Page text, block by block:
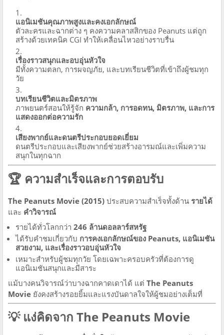
แอนิเมชันคุณภาพสูงและคงเอกลักษณ์
ตัวละครและฉากต่าง ๆ คงความคลาสสิกของ Peanuts แต่ถูก
สร้างด้วยเทคนิค CGI ทำให้เคลื่อนไหวอย่างราบรื่น
เรื่องราวสนุกและอบอุ่นหัวใจ
มีทั้งความตลก, การผจญภัย, และบทเรียนชีวิตที่เข้าถึงผู้ชมทุก
วัย
บทเรียนชีวิตและมิตรภาพ
ภาพยนตร์สอนให้รู้จัก ความกล้า, การอดทน, มิตรภาพ, และการ
แสดงออกต่อความรัก
เสียงพากย์และดนตรีประกอบยอดเยี่ยม
ดนตรีประกอบและเสียงพากย์ช่วยสร้างอารมณ์และเพิ่มความ
สนุกในทุกฉาก
🏆 ความสำเร็จและการตอบรับ
The Peanuts Movie (2015) ประสบความสำเร็จทั้งด้าน รายได้
และ คำวิจารณ์
รายได้ทั่วโลกกว่า 246 ล้านดอลลาร์สหรัฐ
ได้รับคำชมเกี่ยวกับ การคงเอกลักษณ์ของ Peanuts, แอนิเมชัน
สวยงาม, และเรื่องราวอบอุ่นหัวใจ
เหมาะสำหรับผู้ชมทุกวัย โดยเฉพาะครอบครัวที่ต้องการดู
แอนิเมชันสนุกและมีสาระ
แม้บางคนวิจารณ์ว่าบางฉากคาดเดาได้ แต่ The Peanuts
Movie ยังคงสร้างรอยยิ้มและแรงบันดาลใจให้ผู้ชมอย่างเต็มที่
💡 แง่คิดจาก The Peanuts Movie